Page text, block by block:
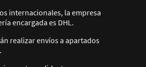
internacionales, la empresa
encargada es DHL.
realizar envíos a apartados